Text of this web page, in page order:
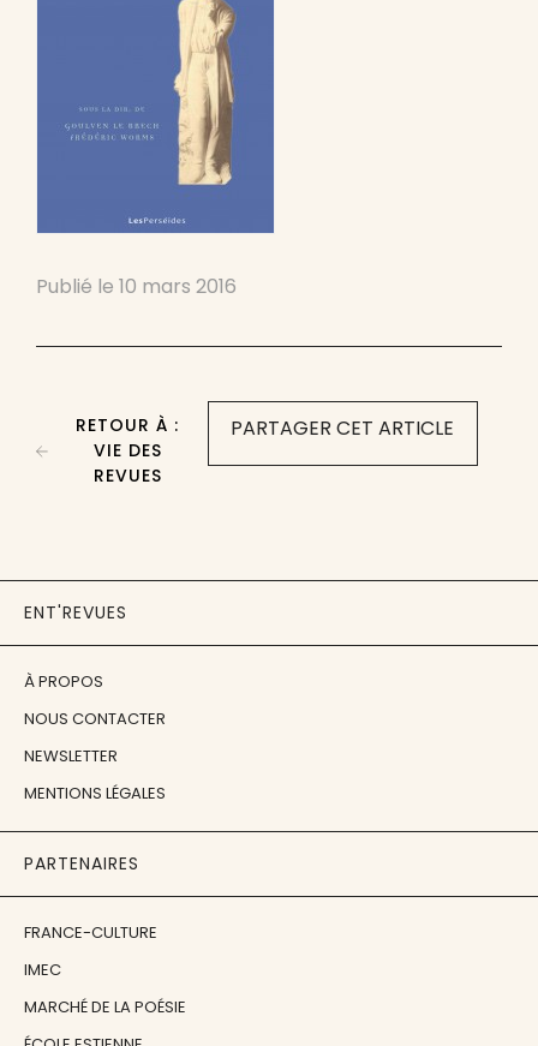
Publié le 10 mars 2016
PARTAGER CET ARTICLE
RETOUR À :
VIE DES
REVUES
ENT'REVUES
À PROPOS
NOUS CONTACTER
NEWSLETTER
MENTIONS LÉGALES
PARTENAIRES
FRANCE-CULTURE
IMEC
MARCHÉ DE LA POÉSIE